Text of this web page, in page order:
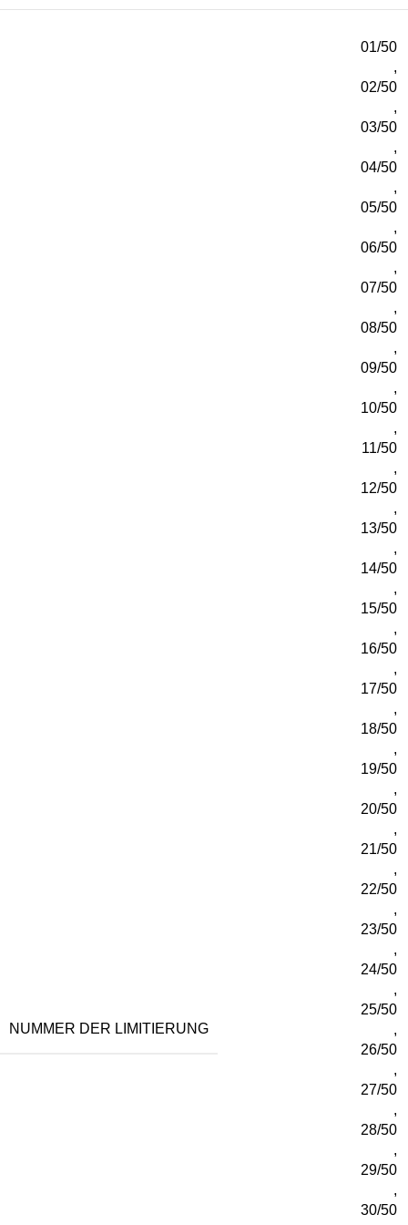
NUMMER DER LIMITIERUNG
01/50
,
02/50
,
03/50
,
04/50
,
05/50
,
06/50
,
07/50
,
08/50
,
09/50
,
10/50
,
11/50
,
12/50
,
13/50
,
14/50
,
15/50
,
16/50
,
17/50
,
18/50
,
19/50
,
20/50
,
21/50
,
22/50
,
23/50
,
24/50
,
25/50
,
26/50
,
27/50
,
28/50
,
29/50
,
30/50